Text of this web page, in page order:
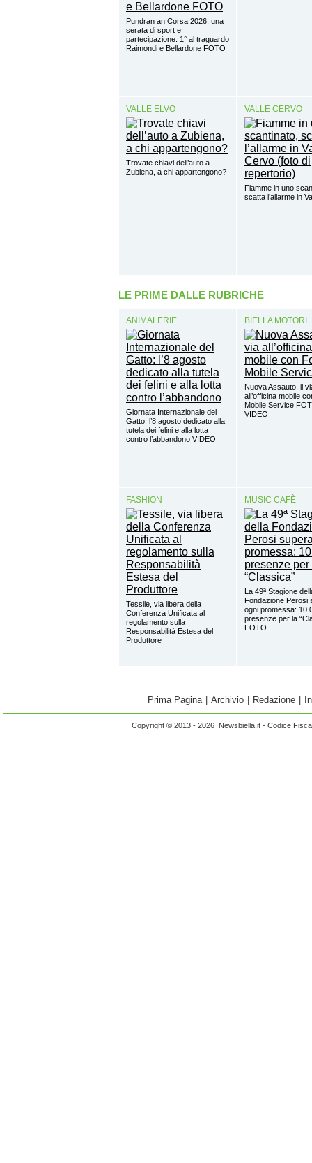
Pundran an Corsa 2026, una
serata di sport e
partecipazione: 1° al traguardo
Raimondi e Bellardone FOTO
VALLE ELVO
Trovate chiavi dell’auto a
Zubiena, a chi appartengono?
VALLE CERVO
Fiamme in uno
scatta l’allarme in
LE PRIME DALLE RUBRICHE
ANIMALERIE
Giornata Internazionale del
Gatto: l’8 agosto dedicato alla
tutela dei felini e alla lotta
contro l’abbandono VIDEO
BIELLA MOTORI
Nuova Assauto, il
all’officina mobile
Mobile Service
VIDEO
FASHION
Tessile, via libera della
Conferenza Unificata al
regolamento sulla
Responsabilità Estesa del
Produttore
MUSIC CAFÈ
La 49ª Stagione
Fondazione Perosi
ogni promessa:
presenze per la
FOTO
Prima Pagina Archivio Redazione
Copyright © 2013 - 2026 Newsbiella.it - Codice